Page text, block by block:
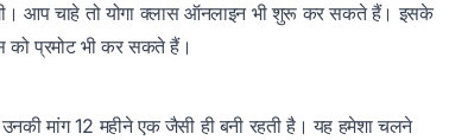
आप चाहे तो योगा क्लास ऑनलाइन भी शुरू कर सकते हैं। इसके
को प्रमोट भी कर सकते हैं।
मांग 12 महीने एक जैसी ही बनी रहती है। यह हमेशा चलने